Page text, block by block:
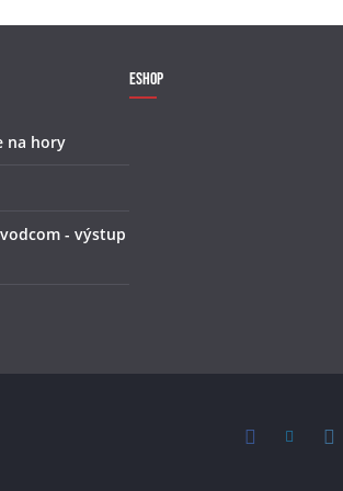
na hory
- výstup
Eshop